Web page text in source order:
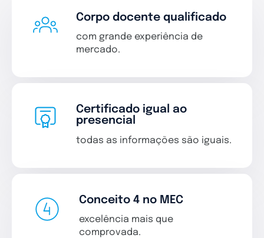
Corpo docente qualificado
com grande experiência de
mercado.
Certificado igual ao
presencial
todas as informações são iguais.
Conceito 4 no MEC
excelência mais que
comprovada.